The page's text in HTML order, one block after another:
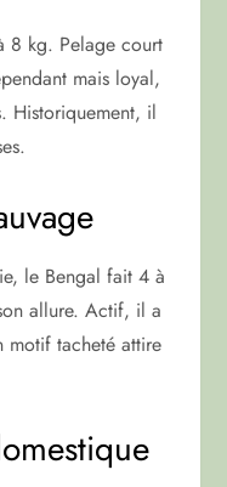
8 kg. Pelage court
mais loyal,
Historiquement, il
le Bengal fait 4 à
allure. Actif, il a
motif tacheté attire